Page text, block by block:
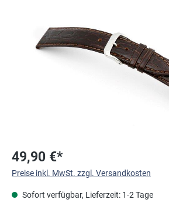
49,90 €*
Preise inkl. MwSt. zzgl. Versandkosten
Sofort verfügbar, Lieferzeit: 1-2 Tage